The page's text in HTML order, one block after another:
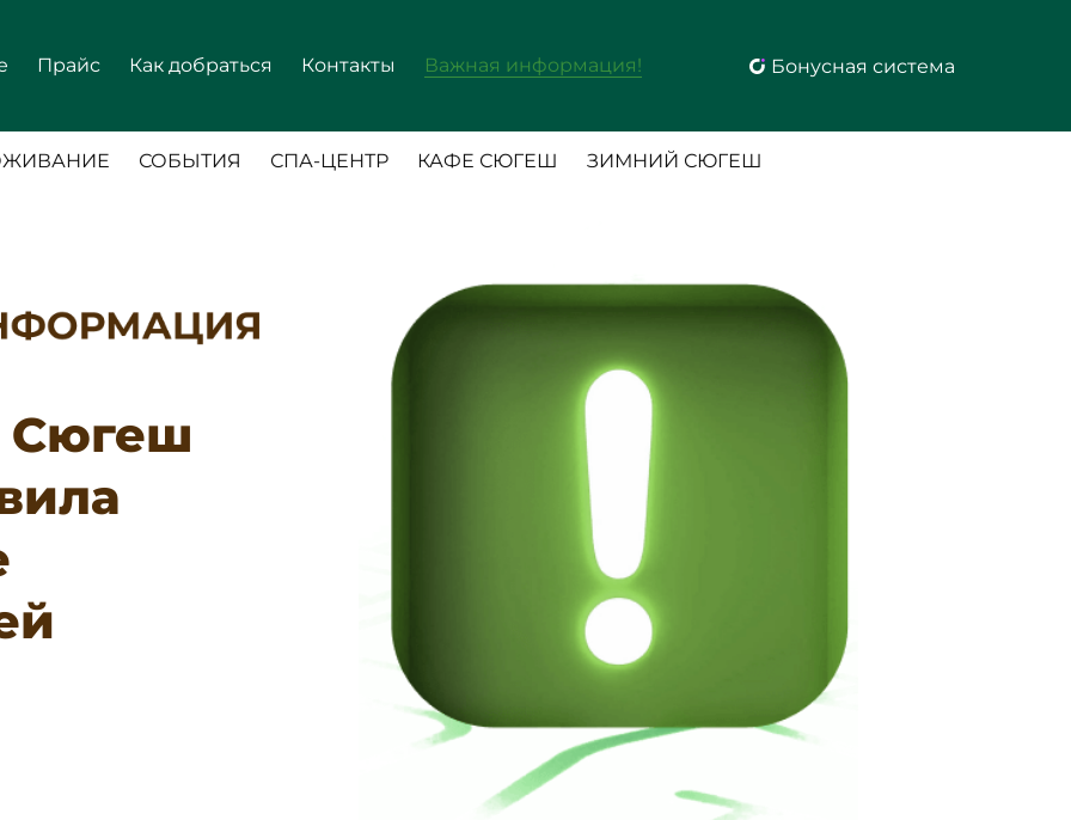
Прайс Как добраться Контакты Важная информация! Бонусная система
СОБЫТИЯ СПА-ЦЕНТР КАФЕ СЮГЕШ ЗИМНИЙ СЮГЕШ
Сюгеш